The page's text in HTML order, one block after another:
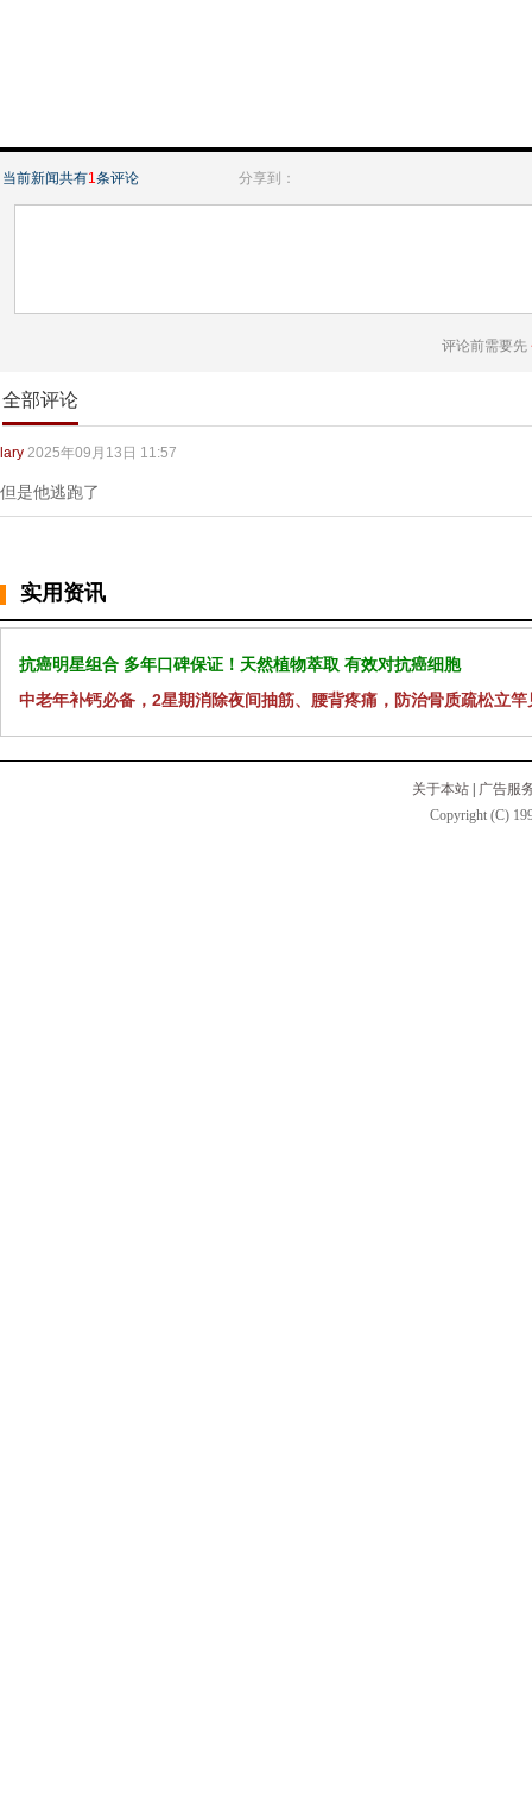
当前新闻共有1条评论 分享到：
评论前需要先
全部评论
lary 2025年09月13日 11:57
但是他逃跑了
实用资讯
抗癌明星组合 多年口碑保证！天然植物萃取 有效对抗癌细胞
中老年补钙必备，2星期消除夜间抽筋、腰背疼痛，防治骨质疏松立竿
关于本站
广告服
Copyright (C)